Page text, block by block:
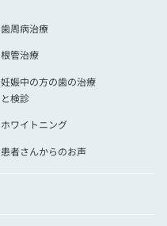
歯周病治療
根管治療
妊娠中の方の歯の治療
と検診
ホワイトニング
患者さんからのお声